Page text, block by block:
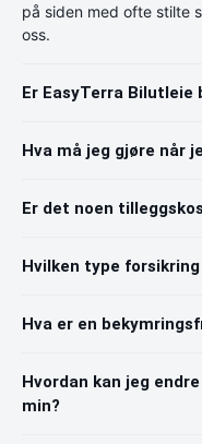
på siden med ofte stilte
oss.
Er EasyTerra Bilutleie
Hva må jeg gjøre når
Er det noen
Hvilken type
Hva er en
Hvordan kan jeg
min?